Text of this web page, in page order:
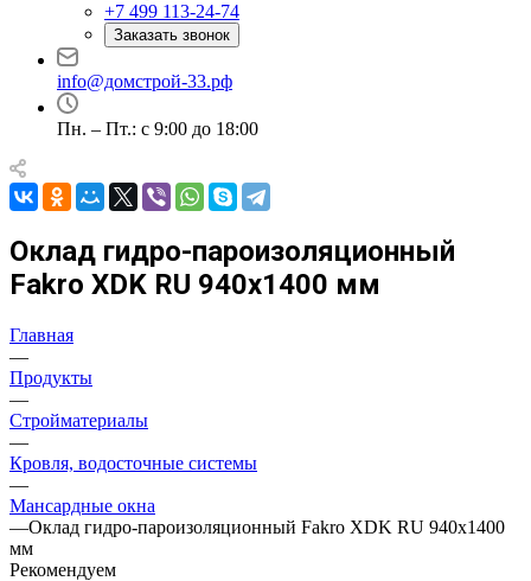
+7 499 113-24-74
Заказать звонок
info@домстрой-33.рф
Пн. – Пт.: с 9:00 до 18:00
Оклад гидро-пароизоляционный
Fakro XDK RU 940х1400 мм
Главная
—
Продукты
—
Стройматериалы
—
Кровля, водосточные системы
—
Мансардные окна
—Оклад гидро-пароизоляционный Fakro XDK RU 940х1400
мм
Рекомендуем